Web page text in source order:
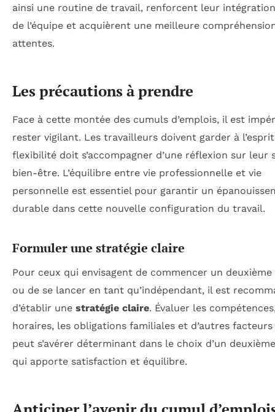
ainsi une routine de travail, renforcent leur
de l’équipe et acquièrent une meilleure
attentes.
Les précautions à prendre
Face à cette montée des cumuls d’emplois, il est
rester vigilant. Les travailleurs doivent garder à
flexibilité doit s’accompagner d’une réflexion sur leur
bien-être. L’équilibre entre vie professionnelle et vie
personnelle est essentiel pour garantir un
durable dans cette nouvelle configuration du travail.
Formuler une stratégie claire
Pour ceux qui envisagent de commencer un
ou de se lancer en tant qu’indépendant, il est
d’établir une stratégie claire. Évaluer les
horaires, les obligations familiales et d’autres
peut s’avérer déterminant dans le choix d’un
qui apporte satisfaction et équilibre.